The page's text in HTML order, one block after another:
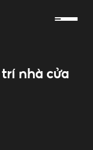
nhà cửa